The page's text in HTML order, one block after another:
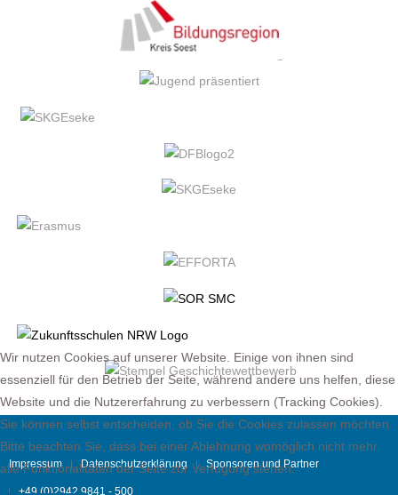
Impressum Datenschutzerklärung Sponsoren und Partner
+49 (0)2942 9841 - 500
Wir nutzen Cookies auf unserer Website. Einige von ihnen sind
essenziell für den Betrieb der Seite, während andere uns helfen, diese
Website und die Nutzererfahrung zu verbessern (Tracking Cookies).
Sie können selbst entscheiden, ob Sie die Cookies zulassen möchten.
Bitte beachten Sie, dass bei einer Ablehnung womöglich nicht mehr
alle Funktionalitäten der Seite zur Verfügung stehen.